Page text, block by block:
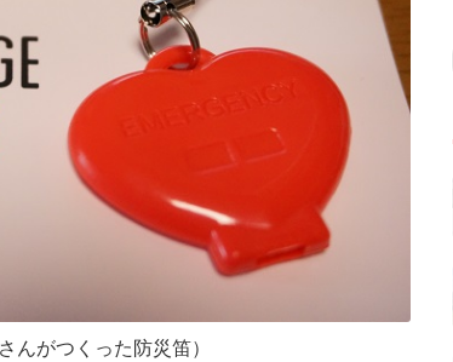
んがつくった防災笛）